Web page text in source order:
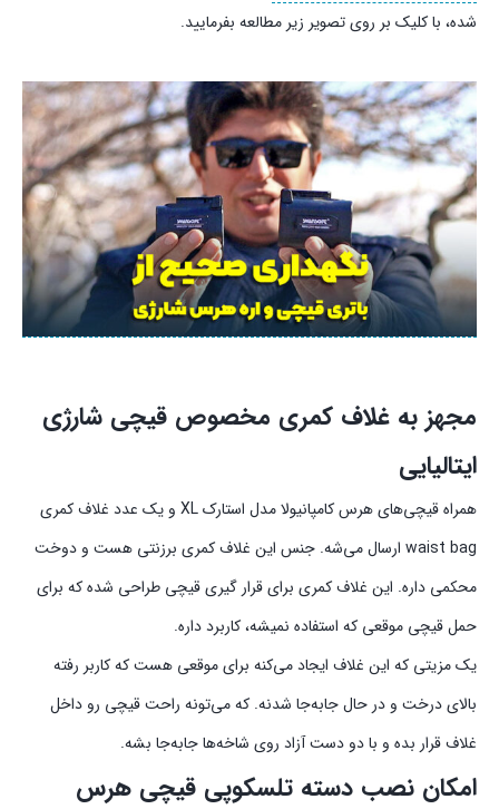
شده، با کلیک بر روی تصویر زیر مطالعه بفرمایید.
مجهز به غلاف کمری مخصوص قیچی شارژی
ایتالیایی
همراه قیچی‌‌های هرس کامپانیولا مدل استارک XL و یک عدد غلاف کمری
waist bag ارسال می‌شه. جنس این غلاف کمری برزنتی هست و دوخت
محکمی داره. این غلاف کمری برای قرار گیری قیچی طراحی شده که برای
حمل قیچی موقعی که استفاده نمیشه، کاربرد داره.
یک مزیتی که این غلاف ایجاد می‌کنه برای موقعی هست که کاربر رفته
بالای درخت و در حال جابه‌جا شدنه. که می‌تونه راحت قیچی رو داخل
غلاف قرار بده و با دو دست آزاد روی شاخه‌ها جابه‌جا بشه.
امکان نصب دسته تلسکوپی قیچی هرس